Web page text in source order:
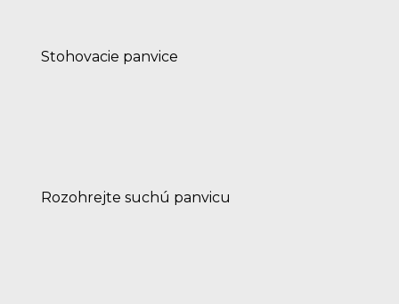
Stohovacie panvice
Rozohrejte suchú panvicu